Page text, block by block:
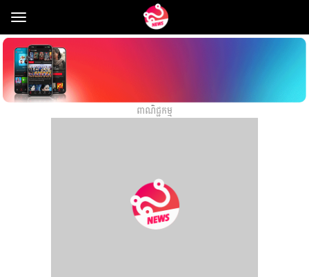
Toggle
navigation
ពាណិជ្ជកម្ម